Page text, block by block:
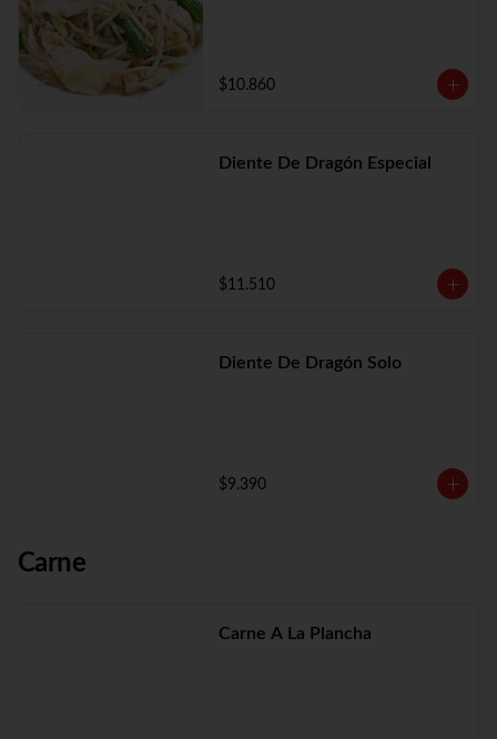
$10.860
Diente De Dragón Especial
$11.510
Diente De Dragón Solo
$9.390
Carne
Carne A La Plancha